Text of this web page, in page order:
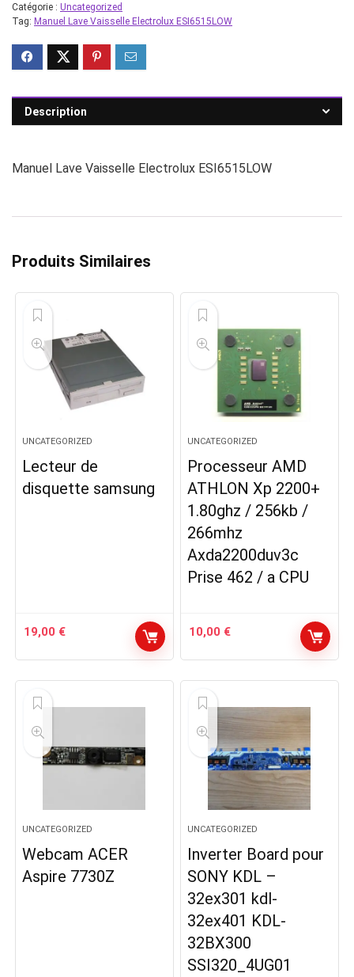
Catégorie : Uncategorized
Tag: Manuel Lave Vaisselle Electrolux ESI6515LOW
Description
Manuel Lave Vaisselle Electrolux ESI6515LOW
Produits Similaires
UNCATEGORIZED
Lecteur de
disquette samsung
19,00 €
UNCATEGORIZED
Processeur AMD
ATHLON Xp 2200+
1.80ghz / 256kb /
266mhz
Axda2200duv3c
Prise 462 / a CPU
10,00 €
UNCATEGORIZED
Webcam ACER
Aspire 7730Z
UNCATEGORIZED
Inverter Board pour
SONY KDL –
32ex301 kdl-
32ex401 KDL-
32BX300
SSI320_4UG01